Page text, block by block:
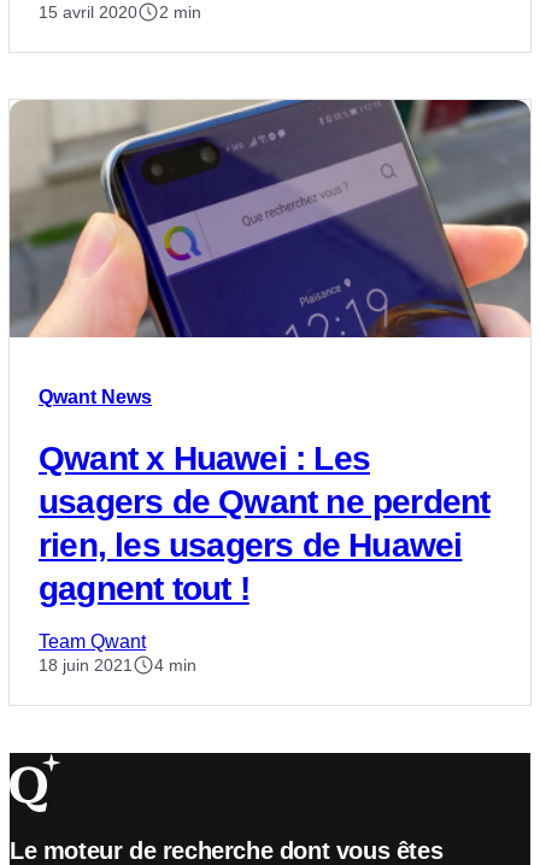
15 avril 2020 2 min
Qwant News
Qwant x Huawei : Les
usagers de Qwant ne perdent
rien, les usagers de Huawei
gagnent tout !
Team Qwant
18 juin 2021 4 min
Le moteur de recherche dont vous êtes